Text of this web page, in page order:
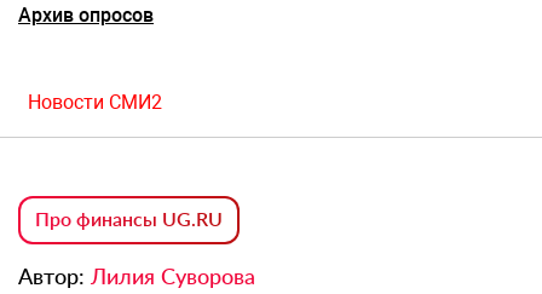
Архив опросов
Новости СМИ2
Про финансы UG.RU
Автор: Лилия Суворова